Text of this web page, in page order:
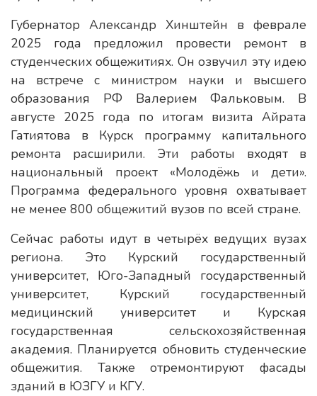
Губернатор Александр Хинштейн в феврале
2025 года предложил провести ремонт в
студенческих общежитиях. Он озвучил эту идею
на встрече с министром науки и высшего
образования РФ Валерием Фальковым. В
августе 2025 года по итогам визита Айрата
Гатиятова в Курск программу капитального
ремонта расширили. Эти работы входят в
национальный проект «Молодёжь и дети».
Программа федерального уровня охватывает
не менее 800 общежитий вузов по всей стране.
Сейчас работы идут в четырёх ведущих вузах
региона. Это Курский государственный
университет, Юго-Западный государственный
университет, Курский государственный
медицинский университет и Курская
государственная сельскохозяйственная
академия. Планируется обновить студенческие
общежития. Также отремонтируют фасады
зданий в ЮЗГУ и КГУ.